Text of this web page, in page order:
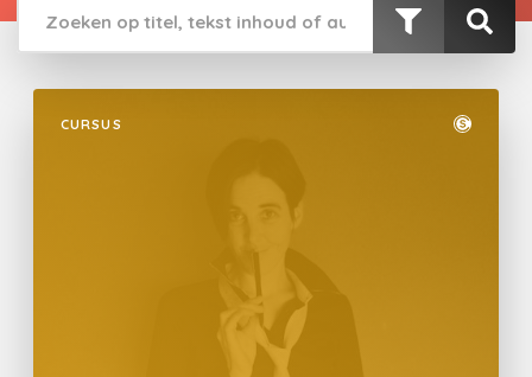
CURSUS